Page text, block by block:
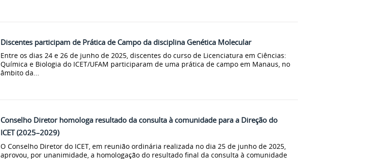
Discentes participam de Prática de Campo da disciplina Genética Molecular
Entre os dias 24 e 26 de junho de 2025, discentes do curso de Licenciatura em Ciências:
Química e Biologia do ICET/UFAM participaram de uma prática de campo em Manaus, no
âmbito da...
Conselho Diretor homologa resultado da consulta à comunidade para a Direção do
ICET (2025–2029)
O Conselho Diretor do ICET, em reunião ordinária realizada no dia 25 de junho de 2025,
aprovou, por unanimidade, a homologação do resultado final da consulta à comunidade